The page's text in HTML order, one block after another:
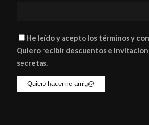
He leído y acepto los términos y
Quiero recibir descuentos e
secretas.